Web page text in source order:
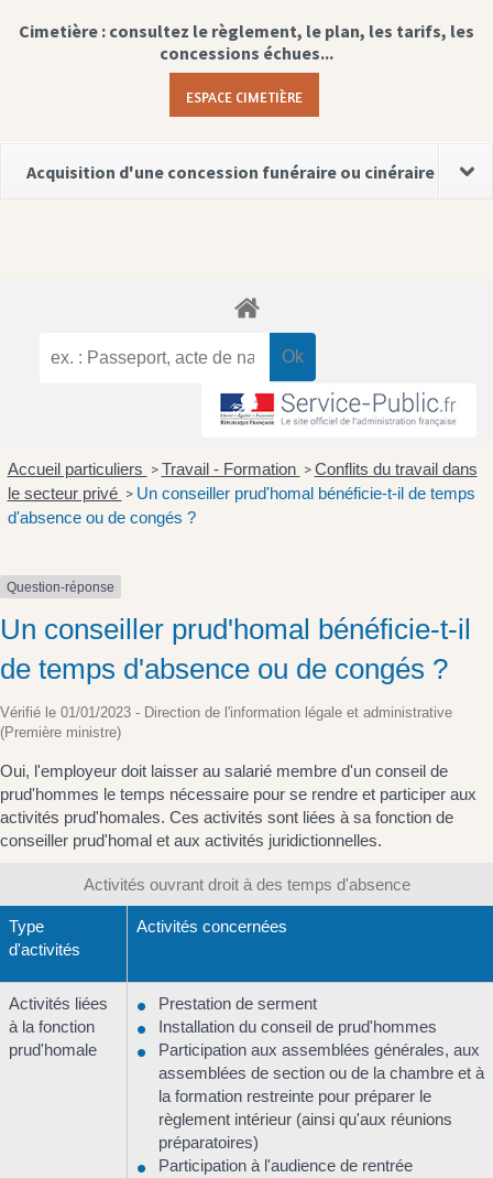
Cimetière : consultez le règlement, le plan, les tarifs, les
concessions échues...
ESPACE CIMETIÈRE
Acquisition d'une concession funéraire ou cinéraire
Accueil particuliers > Travail - Formation > Conflits du travail dans
le secteur privé > Un conseiller prud'homal bénéficie-t-il de temps
d'absence ou de congés ?
Question-réponse
Un conseiller prud'homal bénéficie-t-il
de temps d'absence ou de congés ?
Vérifié le 01/01/2023 - Direction de l'information légale et administrative
(Première ministre)
Oui, l'employeur doit laisser au salarié membre d'un conseil de
prud'hommes le temps nécessaire pour se rendre et participer aux
activités prud'homales. Ces activités sont liées à sa fonction de
conseiller prud'homal et aux activités juridictionnelles.
Activités ouvrant droit à des temps d'absence
Type
d'activités
Activités concernées
Activités liées
à la fonction
prud'homale
Prestation de serment
Installation du conseil de prud'hommes
Participation aux assemblées générales, aux
assemblées de section ou de la chambre et à
la formation restreinte pour préparer le
règlement intérieur (ainsi qu'aux réunions
préparatoires)
Participation à l'audience de rentrée